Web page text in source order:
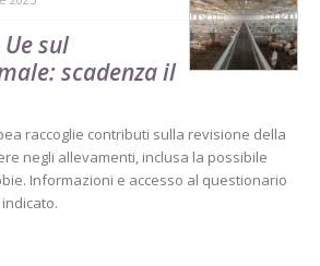
sul
scadenza il
raccoglie contributi sulla revisione della
negli allevamenti, inclusa la possibile
Informazioni e accesso al questionario